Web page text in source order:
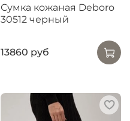
Сумка кожаная Deboro
30512 черный
13860 руб